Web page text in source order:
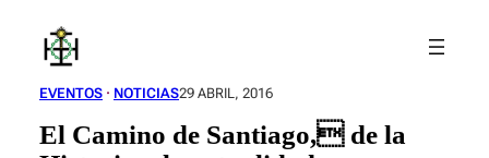
contenido
EVENTOS · NOTICIAS29 ABRIL, 2016
El Camino de Santiago, de la